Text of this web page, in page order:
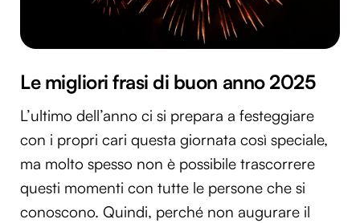
Le migliori frasi di buon anno 2025
L’ultimo dell’anno ci si prepara a festeggiare
con i propri cari questa giornata così speciale,
ma molto spesso non è possibile trascorrere
questi momenti con tutte le persone che si
conoscono. Quindi, perché non augurare il